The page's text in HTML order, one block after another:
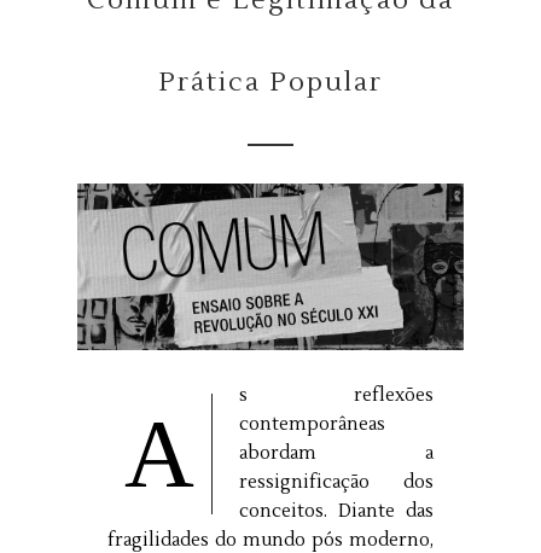
Prática Popular
A
s reflexões
contemporâneas
abordam a
ressignificação dos
conceitos. Diante das
fragilidades do mundo pós moderno,